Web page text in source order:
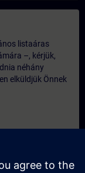
listaáras
–, kérjük,
néhány
elküldjük Önnek